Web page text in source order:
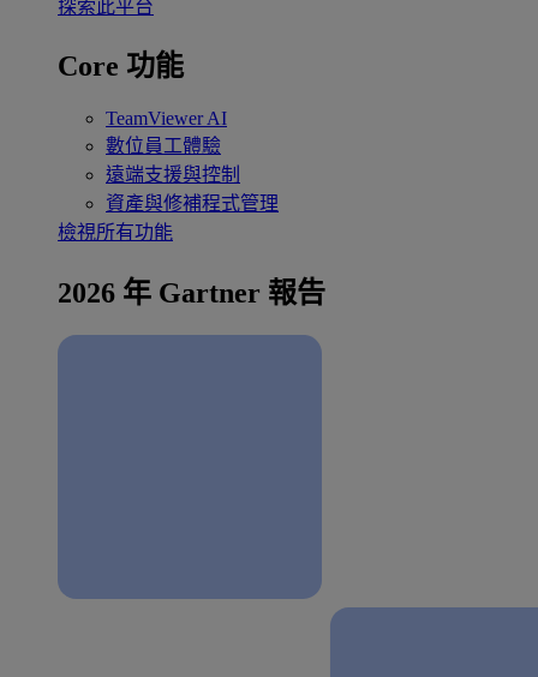
探索此平台
Core 功能
TeamViewer AI
數位員工體驗
遠端支援與控制
資產與修補程式管理
檢視所有功能
2026 年 Gartner 報告